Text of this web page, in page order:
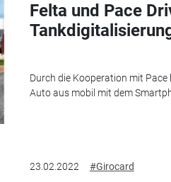
Felta und Pace
Durch die Kooperation mit
Auto aus mobil mit dem
23.02.2022 #Girocard